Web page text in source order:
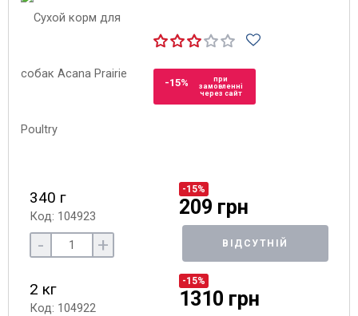
-15%
при
замовленні
через сайт
340 г
Код: 104923
-15%
209 грн
- + ВІДСУТНІЙ
2 кг
Код: 104922
-15%
1310 грн